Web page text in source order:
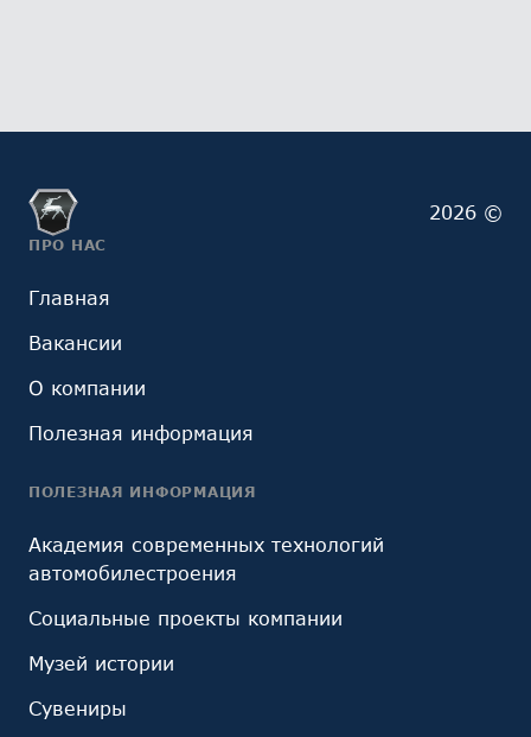
2026 ©
ПРО НАС
Главная
Вакансии
О компании
Полезная информация
ПОЛЕЗНАЯ ИНФОРМАЦИЯ
Академия современных технологий
автомобилестроения
Социальные проекты компании
Музей истории
Сувениры